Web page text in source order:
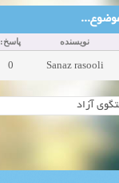
نویسنده پاسخ:
Sanaz rasooli
0